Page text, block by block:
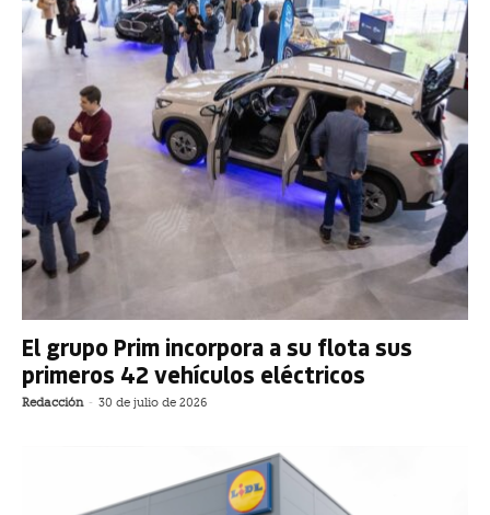
El grupo Prim incorpora a su flota sus
primeros 42 vehículos eléctricos
Redacción - 30 de julio de 2026